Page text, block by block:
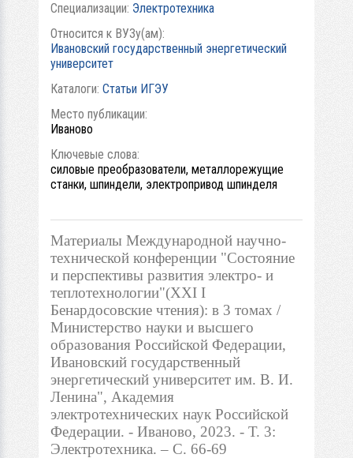
Специализации: Электротехника
Относится к ВУЗу(ам):
Ивановский государственный энергетический
университет
Каталоги: Статьи ИГЭУ
Место публикации:
Иваново
Ключевые слова:
силовые преобразователи, металлорежущие
станки, шпиндели, электропривод шпинделя
Материалы Международной научно-
технической конференции "Состояние
и перспективы развития электро- и
теплотехнологии"(XXI I
Бенардосовские чтения): в 3 томах /
Министерство науки и высшего
образования Российской Федерации,
Ивановский государственный
энергетический университет им. В. И.
Ленина", Академия
электротехнических наук Российской
Федерации. - Иваново, 2023. - Т. 3:
Электротехника. – С. 66-69